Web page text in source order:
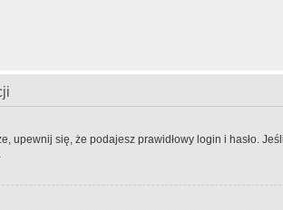
upewnij się, że podajesz prawidłowy login i hasło.